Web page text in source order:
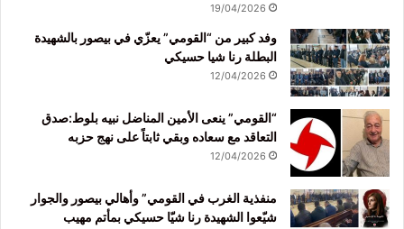
19/04/2026
وفد كبير من “القومي” يعزّي في بيصور بالشهيدة
البطلة رنا شيا حسيكي
12/04/2026
“القومي” ينعى الأمين المناضل نبيه بلوط:صدق
التعاقد مع سعاده وبقي ثابتاً على نهج حزبه
12/04/2026
منفذية الغرب في القومي” وأهالي بيصور والجوار
شيّعوا الشهيدة رنا شيّا حسيكي بمأتم مهيب